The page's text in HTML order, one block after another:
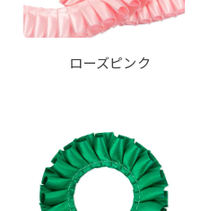
ローズピンク